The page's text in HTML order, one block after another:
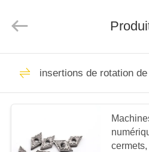
MAISON
PRODUITS
Advanced
Materials
Rights
insertions
rotation de
insertions de rotation de